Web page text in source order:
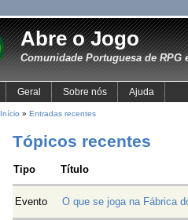
Abre o Jogo
Comunidade Portuguesa de RPG
Geral Sobre nós Ajuda
Início » Entradas recentes
Tópicos recentes
Tipo Título
Evento O que se joga na Fábrica